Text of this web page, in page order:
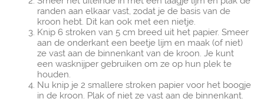
randen aan elkaar vast, zodat je de basis van de
kroon hebt. Dit kan ook met een nietje.
Knip 6 stroken van 5 cm breed uit het papier. Smeer
aan de onderkant een beetje lijm en maak (of niet)
ze vast aan de binnenkant van de kroon. Je kunt
een wasknijper gebruiken om ze op hun plek te
houden.
Nu knip je 2 smallere stroken papier voor het boogje
in de kroon. Plak of niet ze vast aan de binnenkant.